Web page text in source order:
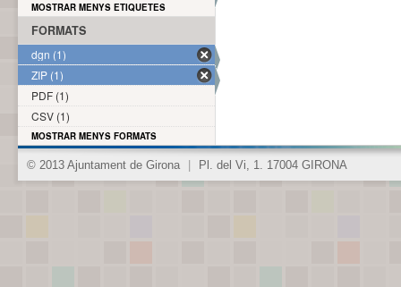
MOSTRAR MENYS ETIQUETES
FORMATS
dgn (1)
ZIP (1)
PDF (1)
CSV (1)
MOSTRAR MENYS FORMATS
© 2013 Ajuntament de Girona Pl. del Vi, 1. 17004 GIRONA